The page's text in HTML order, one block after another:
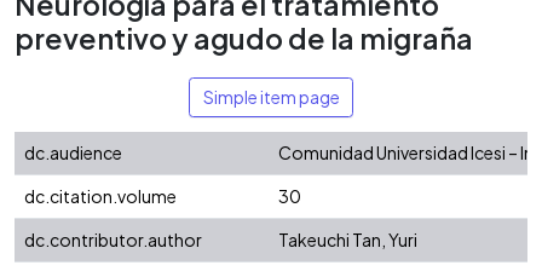
preventivo y agudo de la migraña
Simple item page
dc.audience
Comunidad Universidad Icesi –
dc.citation.volume
30
dc.contributor.author
Takeuchi Tan, Yuri